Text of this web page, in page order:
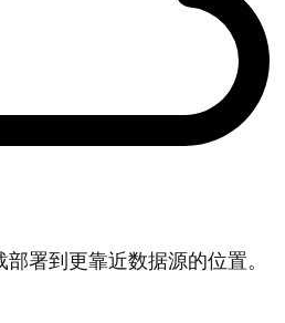
署到更靠近数据源的位置。